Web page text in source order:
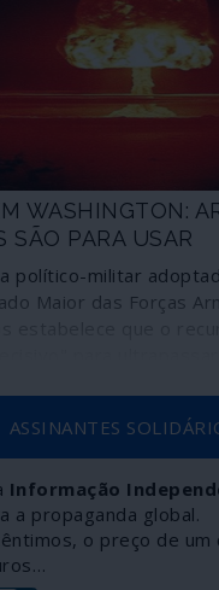
WASHINGTON:
SÃO PARA USAR
político-militar
Maior das Forças
doutrinária em
ser tabu: passa a ser
em guerras e garante
disso, pode
sejam dissuasores
ASSINANTES
Informação
a propaganda global.
o preço de um